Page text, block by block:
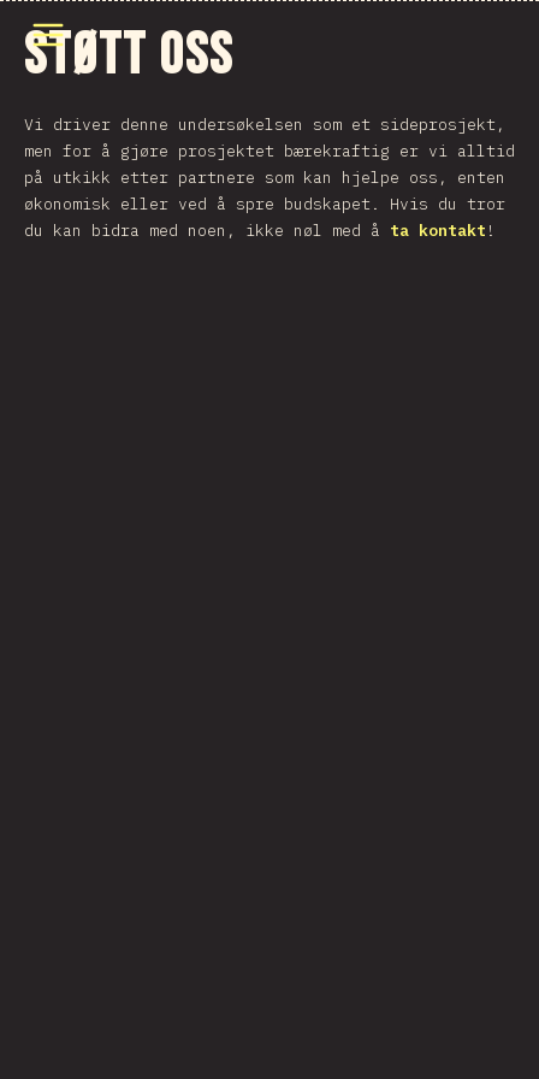
Åpne meny
Støtt oss
Vi driver denne undersøkelsen som et sideprosjekt,
men for å gjøre prosjektet bærekraftig er vi alltid
på utkikk etter partnere som kan hjelpe oss, enten
økonomisk eller ved å spre budskapet. Hvis du tror
du kan bidra med noen, ikke nøl med å ta kontakt !